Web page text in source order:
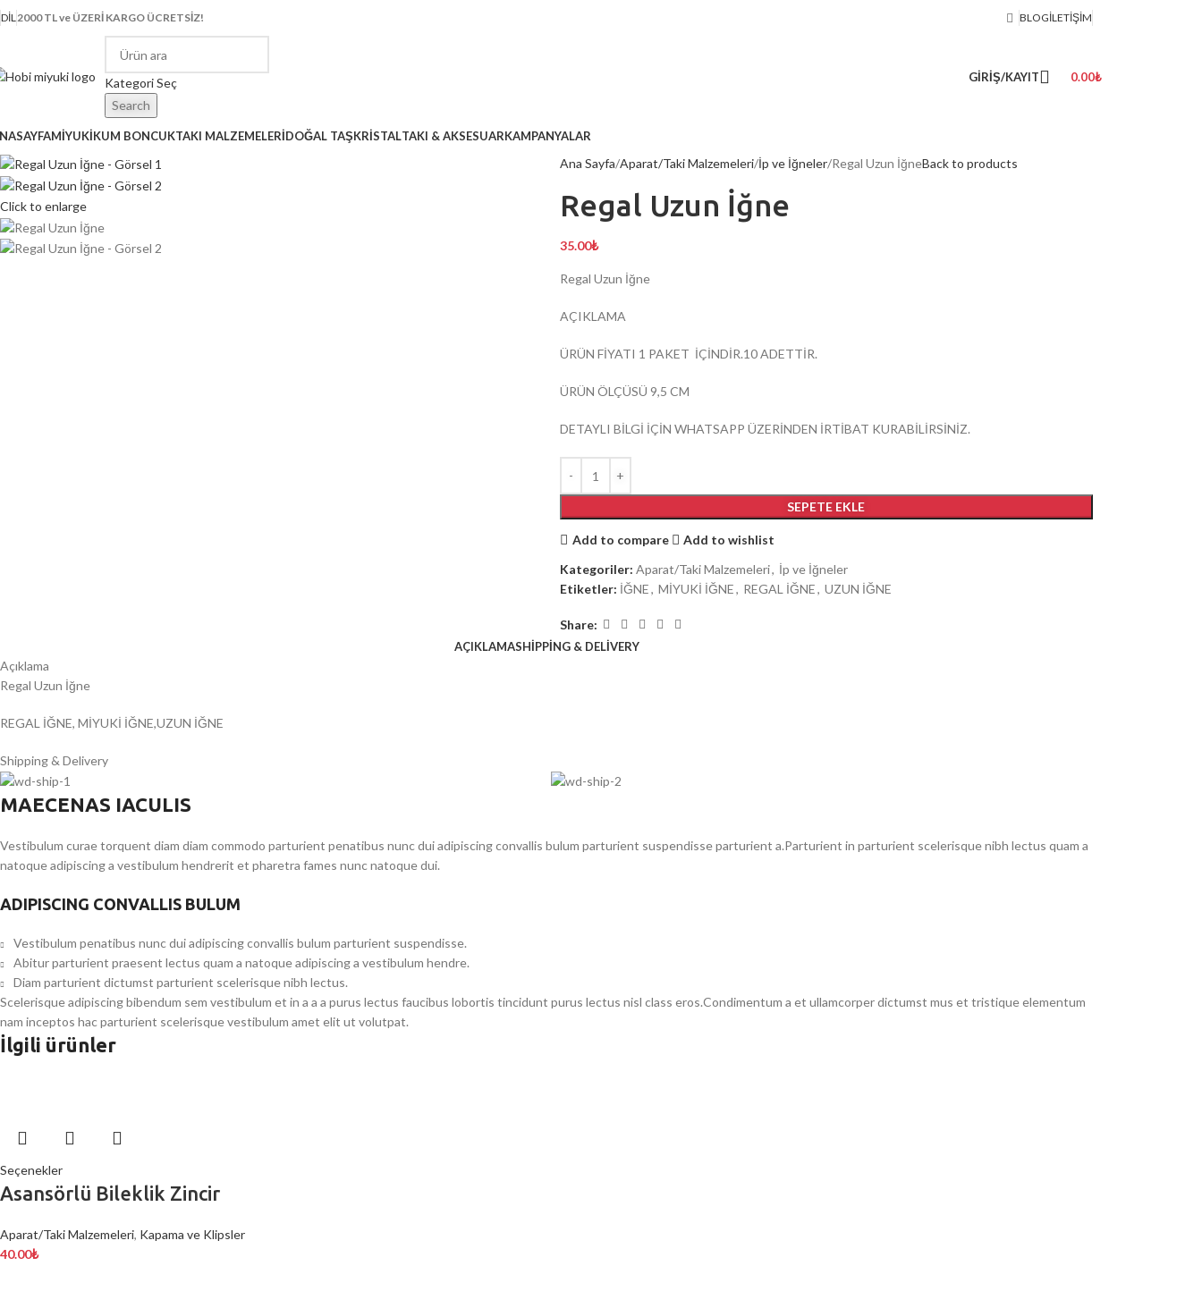
DIL2000 TL ve ÜZERİ KARGO ÜCRETSİZ! BLOGİLETIŞIM
Kategori Seç
Search
GIRIŞ/KAYIT 0.00₺
MİYUKİKUM BONCUKTAKI MALZEMELERİDOĞAL TAŞKRİSTALTAKI & AKSESUARKAMPANYALAR
Click to enlarge
Ana Sayfa Aparat/Taki Malzemeleri İp ve İğneler Regal Uzun İğneBack to products
Regal Uzun İğne
35.00₺
Regal Uzun İğne
AÇIKLAMA
ÜRÜN FİYATI 1 PAKET İÇİNDİR.10 ADETTİR.
ÜRÜN ÖLÇÜSÜ 9,5 CM
DETAYLI BİLGİ İÇİN WHATSAPP ÜZERİNDEN İRTİBAT KURABİLİRSİNİZ.
SEPETE EKLE
Add to compare
Add to wishlist
Kategoriler: Aparat/Taki Malzemeleri, İp ve İğneler
Etiketler: İĞNE, MİYUKİ İĞNE, REGAL İĞNE, UZUN İĞNE
Share:
AÇIKLAMASHIPPING & DELIVERY
Açıklama
Regal Uzun İğne
REGAL İĞNE, MİYUKİ İĞNE,UZUN İĞNE
Shipping & Delivery
MAECENAS IACULIS
Vestibulum curae torquent diam diam commodo parturient penatibus nunc dui adipiscing convallis bulum parturient suspendisse parturient a.Parturient in parturient scelerisque nibh lectus quam a
natoque adipiscing a vestibulum hendrerit et pharetra fames nunc natoque dui.
ADIPISCING CONVALLIS BULUM
Vestibulum penatibus nunc dui adipiscing convallis bulum parturient suspendisse.
Abitur parturient praesent lectus quam a natoque adipiscing a vestibulum hendre.
Diam parturient dictumst parturient scelerisque nibh lectus.
Scelerisque adipiscing bibendum sem vestibulum et in a a a purus lectus faucibus lobortis tincidunt purus lectus nisl class eros.Condimentum a et ullamcorper dictumst mus et tristique elementum
nam inceptos hac parturient scelerisque vestibulum amet elit ut volutpat.
İlgili ürünler
Seçenekler
Asansörlü Bileklik Zincir
Aparat/Taki Malzemeleri, Kapama ve Klipsler
40.00₺